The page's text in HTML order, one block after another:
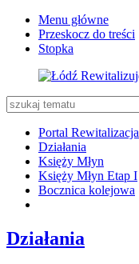
Menu główne
Przeskocz do treści
Stopka
Portal Rewitalizacja
Działania
Księży Młyn
Księży Młyn Etap I
Bocznica kolejowa
Działania